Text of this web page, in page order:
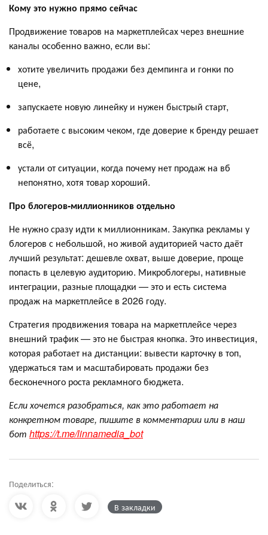
Кому это нужно прямо сейчас
Продвижение товаров на маркетплейсах через внешние
каналы особенно важно, если вы:
хотите увеличить продажи без демпинга и гонки по
цене,
запускаете новую линейку и нужен быстрый старт,
работаете с высоким чеком, где доверие к бренду решает
всё,
устали от ситуации, когда почему нет продаж на вб
непонятно, хотя товар хороший.
Про блогеров-миллионников отдельно
Не нужно сразу идти к миллионникам. Закупка рекламы у
блогеров с небольшой, но живой аудиторией часто даёт
лучший результат: дешевле охват, выше доверие, проще
попасть в целевую аудиторию. Микроблогеры, нативные
интеграции, разные площадки — это и есть система
продаж на маркетплейсе в 2026 году.
Стратегия продвижения товара на маркетплейсе через
внешний трафик — это не быстрая кнопка. Это инвестиция,
которая работает на дистанции: вывести карточку в топ,
удержаться там и масштабировать продажи без
бесконечного роста рекламного бюджета.
Если хочется разобраться, как это работает на
конкретном товаре, пишите в комментарии или в наш
бот https://t.me/linnamedia_bot
Поделиться:
В закладки